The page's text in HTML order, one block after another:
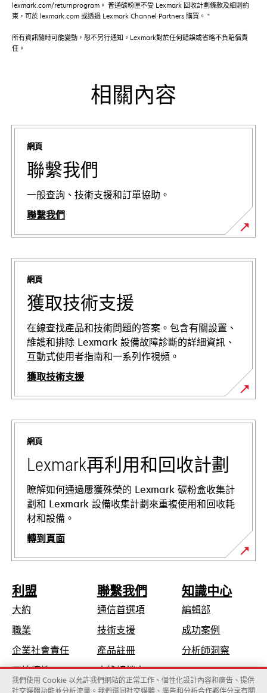
lexmark.com/returnprogram。 普通碳粉匣不受 Lexmark 回收計劃條款及細則約
束，可於 lexmark.com 或透過 Lexmark Channel Partners 購買。 "
所有資訊隨時可能變動，恕不另行通知。Lexmark對於任何錯誤或省略不負賠償責
任。
相關內容
網頁
聯繫我們
一般查詢、技術支援和訂單協助。
聯繫我們
網頁
獲取技術支援
在線查找產品和技術問題的答案。包含有關設置、
維護和排除 Lexmark 設備故障診斷的詳細資訊、
互動式使用者指南和一系列作視頻。
獲取技術支援
opens
in
new
tab
網頁
Lexmark再利用和回收計劃
瞭解如何通過屢獲殊榮的 Lexmark 碳粉盒收集計
劃和 Lexmark 設備收集計劃來重複使用和回收耗
材和設備。
轉到頁面
利盟
大約
職業
企業社會責任opens
in
a
可持續性
聯繫我們
通信首選項
技術支援opens
a
new
tab
產品註冊
查找轉銷商
知識中心
編輯部
成功案例
分析師洞察
我們使用 Cookie 以允許我們網站的正常工作、個性化設計內容和廣告、提供
社交媒體功能並分析流量。我們還同社交媒體、廣告和分析合作夥伴分享有關